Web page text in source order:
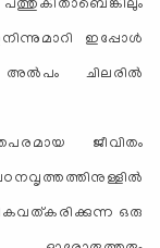
ഇപ്പോള്‍
ചിലരില്‍
ജീവിതം
ഒരു